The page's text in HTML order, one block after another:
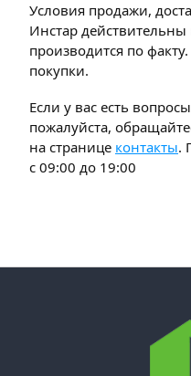
Условия продажи,
Инстар
производится по
покупки.
Если у вас есть
пожалуйста,
на странице контакты.
с 09:00 до 19:00